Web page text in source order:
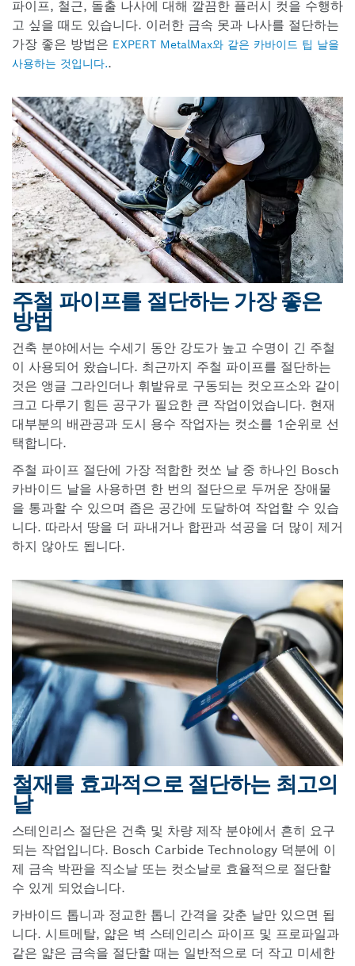
파이프, 철근, 돌출 나사에 대해 깔끔한 플러시 컷을 수행하
고 싶을 때도 있습니다. 이러한 금속 못과 나사를 절단하는
가장 좋은 방법은 EXPERT MetalMax와 같은 카바이드 팁 날을
사용하는 것입니다..
주철 파이프를 절단하는 가장 좋은
방법
건축 분야에서는 수세기 동안 강도가 높고 수명이 긴 주철
이 사용되어 왔습니다. 최근까지 주철 파이프를 절단하는
것은 앵글 그라인더나 휘발유로 구동되는 컷오프소와 같이
크고 다루기 힘든 공구가 필요한 큰 작업이었습니다. 현재
대부분의 배관공과 도시 용수 작업자는 컷소를 1순위로 선
택합니다.
주철 파이프 절단에 가장 적합한 컷쏘 날 중 하나인 Bosch
카바이드 날을 사용하면 한 번의 절단으로 두꺼운 장애물
을 통과할 수 있으며 좁은 공간에 도달하여 작업할 수 있습
니다. 따라서 땅을 더 파내거나 합판과 석공을 더 많이 제거
하지 않아도 됩니다.
철재를 효과적으로 절단하는 최고의
날
스테인리스 절단은 건축 및 차량 제작 분야에서 흔히 요구
되는 작업입니다. Bosch Carbide Technology 덕분에 이
제 금속 박판을 직소날 또는 컷소날로 효율적으로 절단할
수 있게 되었습니다.
카바이드 톱니과 정교한 톱니 간격을 갖춘 날만 있으면 됩
니다. 시트메탈, 얇은 벽 스테인리스 파이프 및 프로파일과
같은 얇은 금속을 절단할 때는 일반적으로 더 작고 미세한